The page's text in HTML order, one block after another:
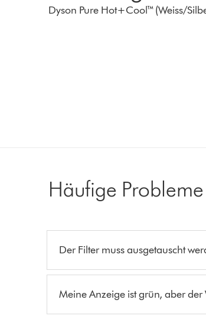
Dyson Pure Hot+Cool™ (Weiss/
Häufige Probleme
Der Filter muss ausgetauscht
Meine Anzeige ist grün, aber der